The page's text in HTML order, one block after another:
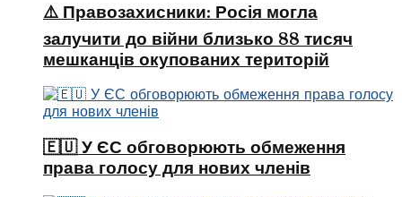
⚠️ Правозахисники: Росія могла
залучити до війни близько 88 тисяч
мешканців окупованих територій
🇪🇺 У ЄС обговорюють обмеження
права голосу для нових членів